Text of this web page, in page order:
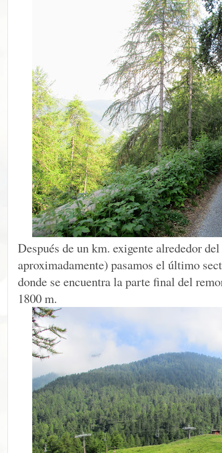
Después de un km. exigente alrededor
aproximadamente) pasamos el último
donde se encuentra la parte final del
1800 m.